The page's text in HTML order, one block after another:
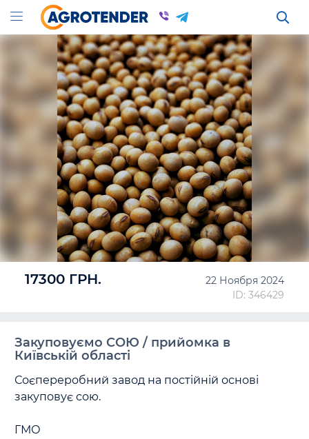
17300 ГРН.
22 Ноября 2024
ID: 346429
Закуповуємо СОЮ / прийомка в
Київській області
Соєпереробний завод на постійній основі
закуповує сою.
ГМО